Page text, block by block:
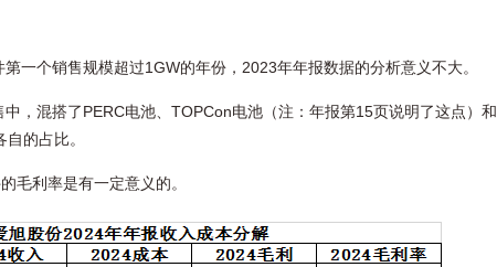
第一个销售规模超过1GW的年份，2023年年报数据的分析意义不大。
中，混搭了PERC电池、TOPCon电池（注：年报第15页说明了这点）和
的占比。
毛利率是有一定意义的。